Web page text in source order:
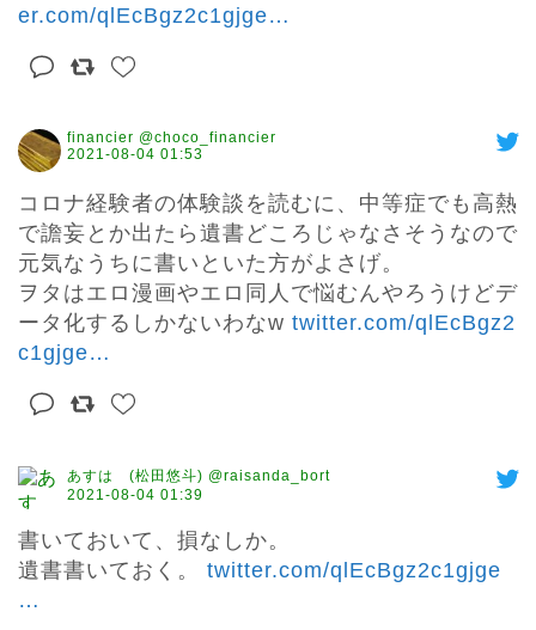
er.com/qlEcBgz2c1gjge…
financier @choco_financier
2021-08-04 01:53
コロナ経験者の体験談を読むに、中等症でも高熱
で譫妄とか出たら遺書どころじゃなさそうなので
元気なうちに書いといた方がよさげ。
ヲタはエロ漫画やエロ同人で悩むんやろうけどデ
ータ化するしかないわなw twitter.com/qlEcBgz2
c1gjge…
あすは (松田悠斗) @raisanda_bort
2021-08-04 01:39
書いておいて、損なしか。
遺書書いておく。 twitter.com/qlEcBgz2c1gjge
…